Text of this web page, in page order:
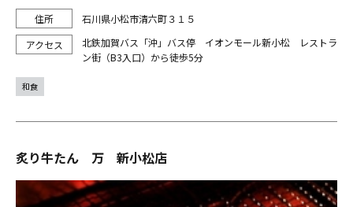
石川県小松市清六町３１５
北鉄加賀バス「沖」バス停 イオンモール新小松 レストラ
ン街（B3入口）から徒歩5分
和食
炙り牛たん 万 新小松店